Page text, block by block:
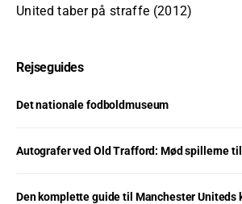
United taber på straffe (2012)
Rejseguides
Det nationale fodboldmuseum
Autografer ved Old Trafford: Mød spillerne
Den komplette guide til Manchester Uniteds